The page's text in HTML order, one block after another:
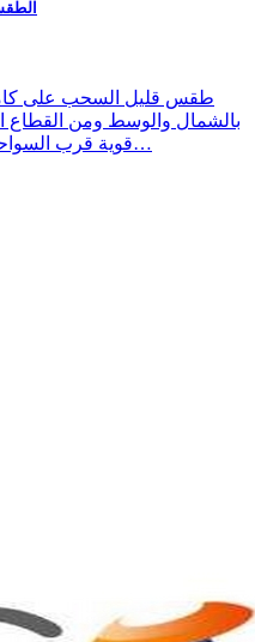
طقس قليل السحب على كامل
بالشمال والوسط ومن القطاع
قوية قرب السواحل وبالجنوب مع دواوير رملية محلية…